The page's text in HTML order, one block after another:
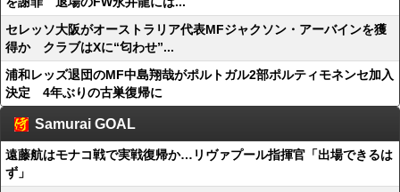
セレッソ大阪がオーストラリア代表MFジャクソン・アーバインを獲
得か クラブはXに“匂わせ”...
浦和レッズ退団のMF中島翔哉がポルトガル2部ポルティモネンセ加入
決定 4年ぶりの古巣復帰に
Samurai GOAL
遠藤航はモナコ戦で実戦復帰か…リヴァプール指揮官「出場できるは
ず」